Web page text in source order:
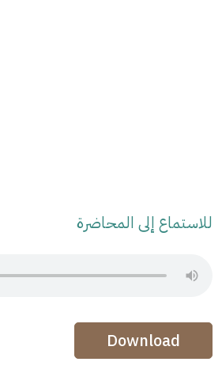
للاستماع إلى المحاضرة
Audio Stream
Audio Stream
Download